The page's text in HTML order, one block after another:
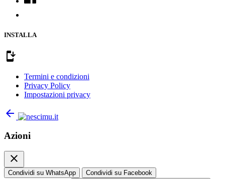
INSTALLA
install_mobile
Termini e condizioni
Privacy Policy
Impostazioni privacy
arrow_back
Azioni
close
Condividi su WhatsApp Condividi su Facebook